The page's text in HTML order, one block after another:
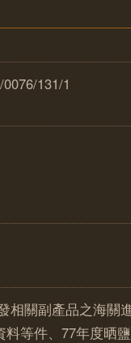
131/1
相關副產品之海關
等件、77年度晒